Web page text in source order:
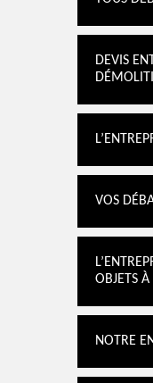
DEVIS
VOS
OBJETS À
NOTRE